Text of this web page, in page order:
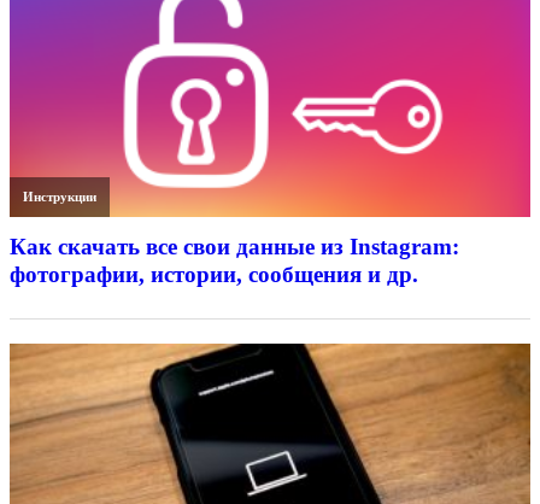
Инструкции
Как скачать все свои данные из Instagram:
фотографии, истории, сообщения и др.